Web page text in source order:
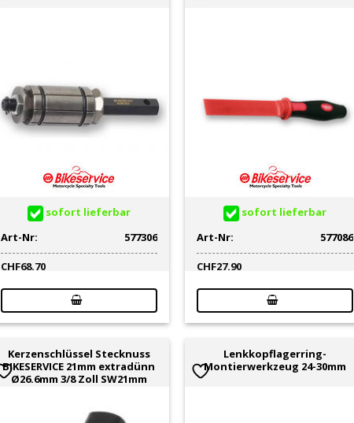
sofort lieferbar
Art-Nr:
577306
CHF68.70
sofort lieferbar
Art-Nr:
577086
CHF27.90
Kerzenschlüssel Stecknuss
BIKESERVICE 21mm extradünn
Ø26.6mm 3/8 Zoll SW21mm
Lenkkopflagerring-
Montierwerkzeug 24-30mm